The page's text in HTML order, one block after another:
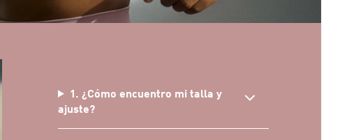
1. ¿Cómo encuentro mi talla y
ajuste?